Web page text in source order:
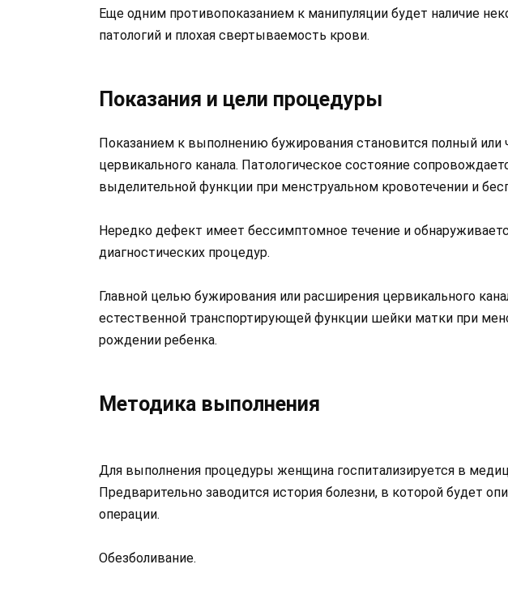
Еще одним противопоказанием к манипуляции будет наличие
патологий и плохая свертываемость крови.
Показания и цели процедуры
Показанием к выполнению бужирования становится полный или
цервикального канала. Патологическое состояние
выделительной функции при менструальном кровотечении и
Нередко дефект имеет бессимптомное течение и
диагностических процедур.
Главной целью бужирования или расширения цервикального
естественной транспортирующей функции шейки матки при
рождении ребенка.
Методика выполнения
Для выполнения процедуры женщина госпитализируется в
Предварительно заводится история болезни, в которой будет
операции.
Обезболивание.